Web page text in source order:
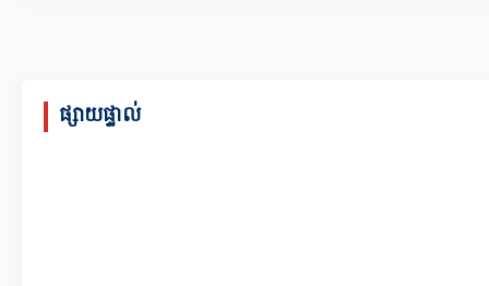
ផ្សាយផ្ទាល់